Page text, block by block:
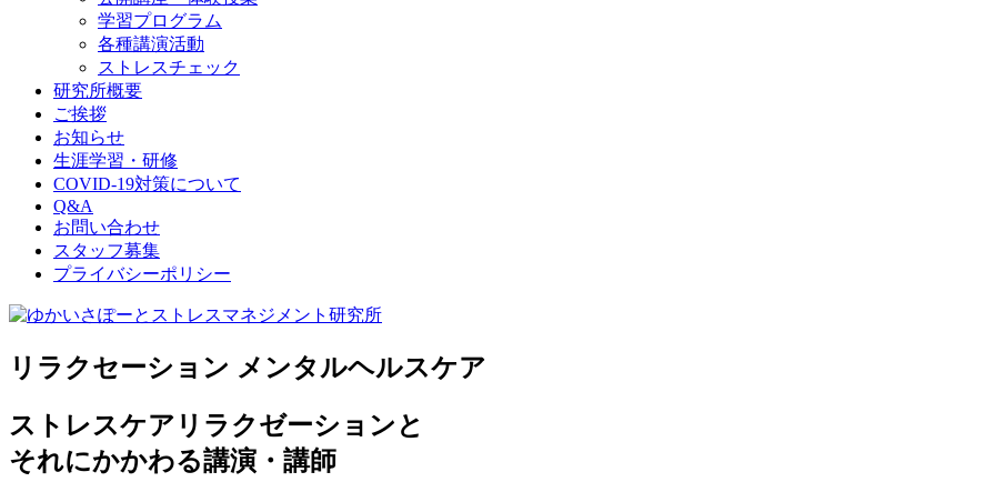
学習プログラム
各種講演活動
ストレスチェック
研究所概要
ご挨拶
お知らせ
生涯学習・研修
COVID-19対策について
Q&A
お問い合わせ
スタッフ募集
プライバシーポリシー
リラクセーション メンタルヘルスケア
ストレスケアリラクゼーションと
それにかかわる講演・講師